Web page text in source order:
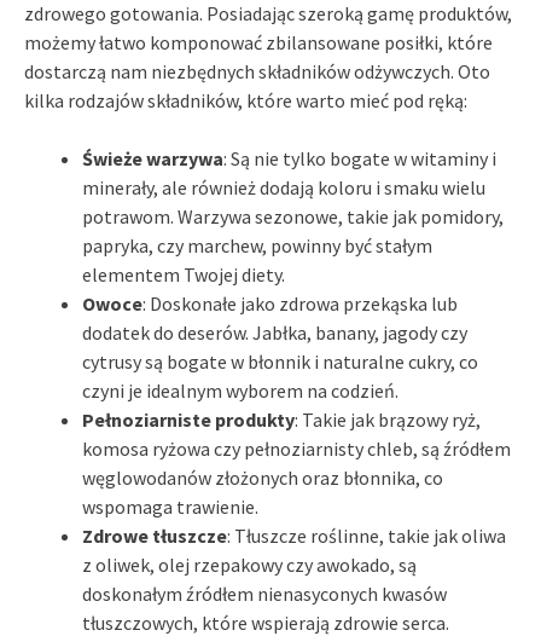
zdrowego gotowania. Posiadając szeroką gamę produktów,
możemy łatwo komponować zbilansowane posiłki, które
dostarczą nam niezbędnych składników odżywczych. Oto
kilka rodzajów składników, które warto mieć pod ręką:
Świeże warzywa: Są nie tylko bogate w witaminy i
minerały, ale również dodają koloru i smaku wielu
potrawom. Warzywa sezonowe, takie jak pomidory,
papryka, czy marchew, powinny być stałym
elementem Twojej diety.
Owoce: Doskonałe jako zdrowa przekąska lub
dodatek do deserów. Jabłka, banany, jagody czy
cytrusy są bogate w błonnik i naturalne cukry, co
czyni je idealnym wyborem na codzień.
Pełnoziarniste produkty: Takie jak brązowy ryż,
komosa ryżowa czy pełnoziarnisty chleb, są źródłem
węglowodanów złożonych oraz błonnika, co
wspomaga trawienie.
Zdrowe tłuszcze: Tłuszcze roślinne, takie jak oliwa
z oliwek, olej rzepakowy czy awokado, są
doskonałym źródłem nienasyconych kwasów
tłuszczowych, które wspierają zdrowie serca.